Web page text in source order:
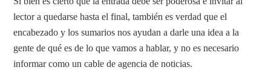
lector a quedarse hasta el final, también es verdad que el
encabezado y los sumarios nos ayudan a darle una idea a la
gente de qué es de lo que vamos a hablar, y no es necesario
informar como un cable de agencia de noticias.